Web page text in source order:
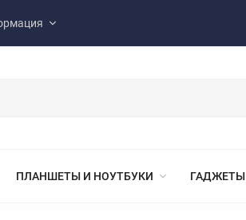
ПЛАНШЕТЫ И НОУТБУКИ ГАДЖЕТЫ